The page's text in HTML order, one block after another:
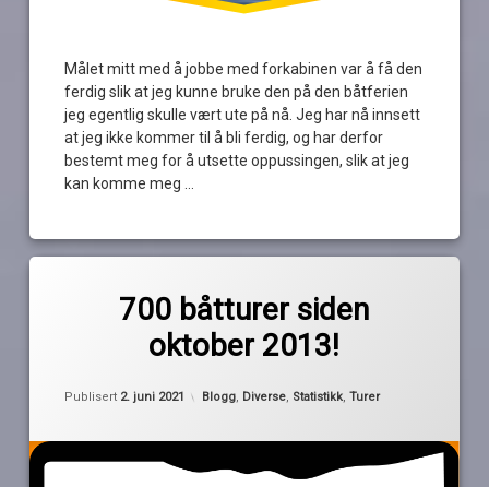
Målet mitt med å jobbe med forkabinen var å få den
ferdig slik at jeg kunne bruke den på den båtferien
jeg egentlig skulle vært ute på nå. Jeg har nå innsett
at jeg ikke kommer til å bli ferdig, og har derfor
bestemt meg for å utsette oppussingen, slik at jeg
kan komme meg …
700 båtturer siden
oktober 2013!
Publisert 2. juni 2021 Kategorier:
Blogg, Diverse, Statistikk,Turer
båttur
Tur